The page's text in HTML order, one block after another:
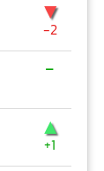
▼
-2
-
▲
+1